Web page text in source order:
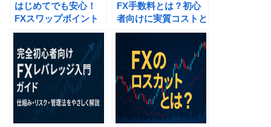
はじめてでも安心！
FXスワップポイント
をやさしく解説
FX手数料とは？初心
者向けに実質コストと
おすすめブローカーを